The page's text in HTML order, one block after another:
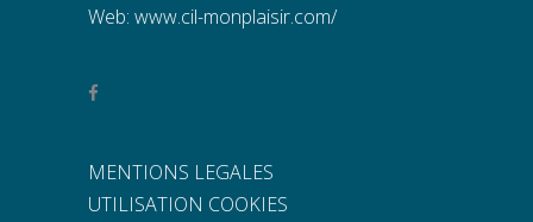
Web: www.cil-monplaisir.com/
MENTIONS LEGALES
UTILISATION COOKIES